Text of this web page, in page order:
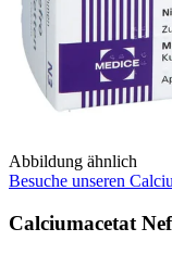
Abbildung ähnlich
Besuche unseren
Calciumacetat